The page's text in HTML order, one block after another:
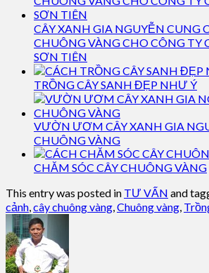
CÂY XANH GIA NGUYỄN CUNG
CHUÔNG VÀNG CHO CÔNG TY
SƠN TIÊN
TRỒNG CÂY SANH ĐẸP NHƯ Ý
VƯỜN ƯƠM CÂY XANH GIA
CHUÔNG VÀNG
CHĂM SÓC CÂY CHUÔNG VÀNG
This entry was posted in TƯ VẤN and
cảnh,cây chuông vàng,Chuông vàng,